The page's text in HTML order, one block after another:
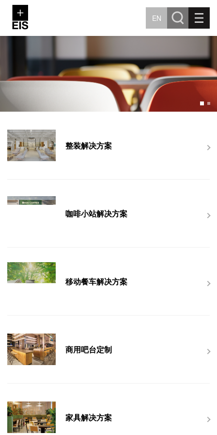
EN
整装解决方案
咖啡小站解决方案
移动餐车解决方案
商用吧台定制
家具解决方案